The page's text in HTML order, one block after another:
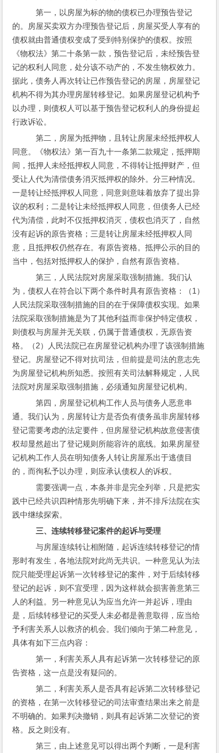
第一，以房屋为标的物的债权已办理预告登记
的。房屋买卖双方办理预告登记后，房屋买受人享有的
债权就由普通债权变成了受到特别保护的债权。按照
《物权法》第二十条第一款，预告登记后，未经预告登
记的权利人同意，处分该不动产的，不发生物权效力。
据此，债务人再次转让已作预告登记的房屋，房屋登记
机构不得为其办理房屋转移登记。如果房屋登记机构予
以办理，则债权人可以基于预告登记权利人的身份提起
行政诉讼。
第二，房屋为抵押物，且转让房屋未经抵押权人
同意。《物权法》第一百九十一条第二款规定，抵押期
间，抵押人未经抵押权人同意，不得转让抵押财产，但
受让人代为清偿债务消灭抵押权的除外。分三种情况。
一是转让经抵押权人同意，同意则意味着放弃了提出异
议的权利；二是转让未经抵押权人同意，但债务人已经
代为清偿，此时不仅抵押权消灭，债权也消灭了，自然
没有起诉的原告资格；三是转让房屋未经抵押权人同
意，且抵押权仍然存在。有原告资格。抵押公示的目的
当中，包括对抵押权人的保护，自然有原告资格。
第三，人民法院对房屋采取强制措施。我们认
为，债权人在符合以下两个条件时具有原告资格：（1）
人民法院采取强制措施的目的在于保障债权实现。如果
法院采取强制措施是为了其他利益而非保护特定债权，
则债权与房屋并无关联，仍属于普通债权，无原告资
格。（2）人民法院已在房屋登记机构办理了该强制措施
登记。房屋登记不得对抗司法，但前提是司法的意志先
为房屋登记机构所知悉。按照有关司法解释规定，人民
法院对房屋采取强制措施，必须通知房屋登记机构。
第四，房屋登记机构工作人员与债务人恶意串
通。我们认为，房屋转让方是否负有债务虽非房屋转移
登记需要考虑的法定要件，但房屋登记机构故意侵害债
权却显然超出了登记规则所能容许的底线。如果房屋登
记机构工作人员在明知债务人转让房屋系出于逃债目
的，而徇私予以办理，则应承认债权人的诉权。
需要强调一点，本条并非是完全列举，只是把实
践中已经共识四种情形先明确下来，并不排斥法院在实
践中继续探索。
三、连续转移登记案件的起诉与受理
与房屋连续转让相附随，起诉连续转移登记的情
形时有发生，各地法院对此尚无共识。一种意见认为法
院只能受理起诉第一次转移登记的案件，对于后续转移
登记的起诉，则不宜受理，因为这样就会损害善意第三
人的利益。另一种意见认为应当允许一并起诉，理由
是，后续转移登记的买受人未必都是善意取得，应当给
予利害关系人以救济的机会。我们倾向于第二种意见，
具体有如下三点内容：
第一，利害关系人具有起诉第一次转移登记的原
告资格，这一点是没有疑问的。
第二，利害关系人是否具有起诉第二次转移登记
的资格，在第一次转移登记的司法审查结果出来之前是
不明确的。如果判决撤销，则具有起诉第二次登记的资
格。反之则没有。
第三，由上述意见可以得出两个判断，一是利害